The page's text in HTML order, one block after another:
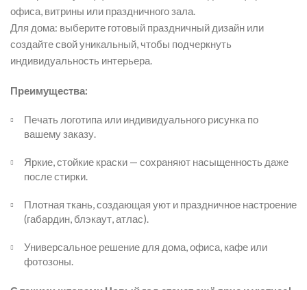
офиса, витрины или праздничного зала.
Для дома: выберите готовый праздничный дизайн или
создайте свой уникальный, чтобы подчеркнуть
индивидуальность интерьера.
Преимущества:
Печать логотипа или индивидуального рисунка по
вашему заказу.
Яркие, стойкие краски — сохраняют насыщенность даже
после стирки.
Плотная ткань, создающая уют и праздничное настроение
(габардин, блэкаут, атлас).
Универсальное решение для дома, офиса, кафе или
фотозоны.